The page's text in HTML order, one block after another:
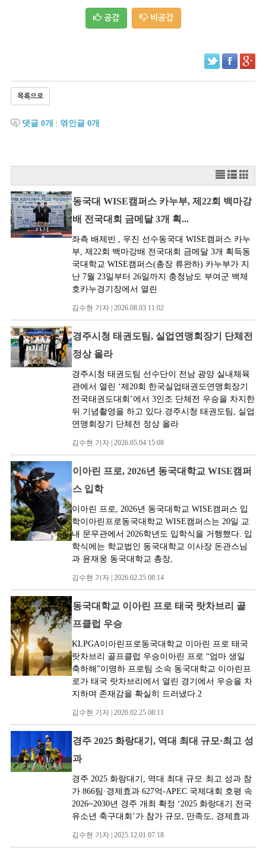
공감 비공감
목록으로
댓글 0개 엮인글 0개
동국대 WISE캠퍼스 카누부, 제22회 백마강
배 전국대회 금메달 3개 획...
좌측 배제빈 , 우진 선수동국대 WISE캠퍼스 카누
부, 제22회 백마강배 전국대회 금메달 3개 획득동
국대학교 WISE캠퍼스(총장 류완하) 카누부가 지
난 7월 23일부터 26일까지 충청남도 부여군 백제
호카누경기장에서 열린
김수현 기자 | 2026.08.03 11:02
경주시청 태권도팀, 실업연맹회장기 단체전
정상 올라
경주시청 태권도팀 선수단이 전남 광양 실내체육
관에서 열린 ‘제20회 한국실업태권도연맹회장기
전국태권도대회’에서 3인조 단체전 우승을 차지한
뒤 기념촬영을 하고 있다.경주시청 태권도팀, 실업
연맹회장기 단체전 정상 올라
김수현 기자 | 2026.05.04 15:08
이아린 프로, 2026년 동국대학교 WISE캠퍼
스 입학
이아린 프로, 2026년 동국대학교 WISE캠퍼스 입
학이아린프로동국대학교 WISE캠퍼스는 20일 교
내 문무관에서 2026학년도 입학식을 거행했다. 입
학식에는 학교법인 동국대학교 이사장 돈관스님
과 윤재웅 동국대학교 총장,
김수현 기자 | 2026.02.25 08:14
동국대학교 이아린 프로 태국 랏차브리 골
프클럽 우승
KLPGA이아린프로동국대학교 이아린 프로 태국
랏차브리 골프클럽 우승이아린 프로 “엄마 생일
축하해”이명하 프로팀 소속 동국대학교 이아린프
로가 태국 랏차브리에서 열린 경기에서 우승을 차
지하며 존재감을 확실히 드러냈다.2
김수현 기자 | 2026.02.25 08:11
경주 2025 화랑대기, 역대 최대 규모·최고 성
과
경주 2025 화랑대기, 역대 최대 규모·최고 성과 참
가 866팀·경제효과 627억-APEC 국제대회 호평 속
2026~2030년 경주 개최 확정 ‘2025 화랑대기 전국
유소년 축구대회’가 참가 규모, 만족도, 경제효과
김수현 기자 | 2025.12.01 07:18